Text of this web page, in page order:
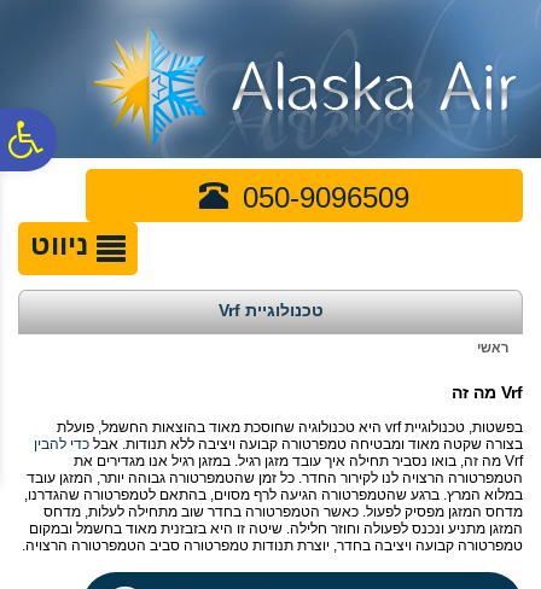
נגישות
המרכזי
050-9096509
ניווט
טכנולוגיית Vrf
ראשי
Vrf מה זה
בפשטות, טכנולוגייתvrf היא טכנולוגיה שחוסכת מאוד בהוצאות החשמל, פועלת
בצורה שקטה מאוד ומבטיחה טמפרטורה קבועה ויציבה ללא תנודות. אבל כדי להבין
Vrf מה זה, בואו נסביר תחילה איך עובד מזגן רגיל. במזגן רגיל אנו מגדירים את
הטמפרטורה הרצויה לנו לקירור החדר. כל זמן שהטמפרטורה גבוהה יותר, המזגן עובד
במלוא המרץ. ברגע שהטמפרטורה הגיעה לרף מסוים, בהתאם לטמפרטורה שהגדרנו,
מדחס המזגן מפסיק לפעול. כאשר הטמפרטורה בחדר שוב מתחילה לעלות, מדחס
המזגן מתניע ונכנס לפעולה וחוזר חלילה. שיטה זו היא בזבזנית מאוד בחשמל ובמקום
טמפרטורה קבועה ויציבה בחדר, יוצרת תנודות טמפרטורה סביב הטמפרטורה הרצויה.